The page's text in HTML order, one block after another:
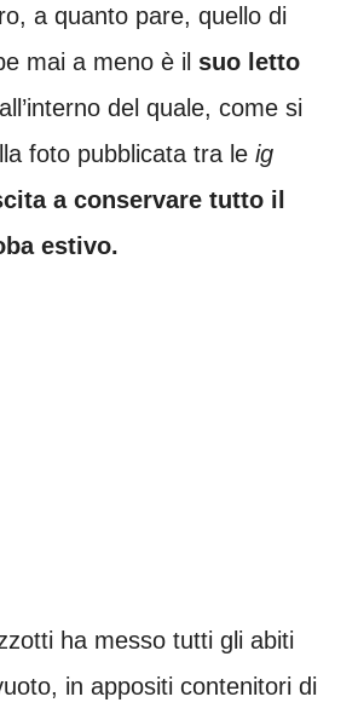
a quanto pare, quello di
mai a meno è il suo letto
all’interno del quale, come si
foto pubblicata tra le ig
a conservare tutto il
estivo.
ha messo tutti gli abiti
in appositi contenitori di